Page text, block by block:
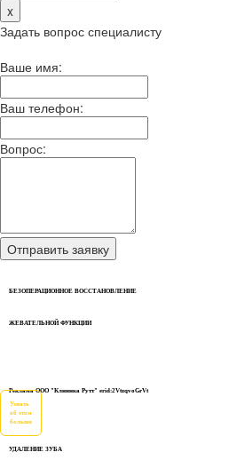
x
Задать вопрос специалисту
Ваше имя:
Ваш телефон:
Вопрос:
БЕЗОПЕРАЦИОННОЕ ВОССТАНОВЛЕНИЕ
ЖЕВАТЕЛЬНОЙ ФУНКЦИИ
Реклама ООО "Клиника Рутт" erid:2VtzqvoGrVt
Узнать
об этом
больше
УДАЛЕНИЕ ЗУБА